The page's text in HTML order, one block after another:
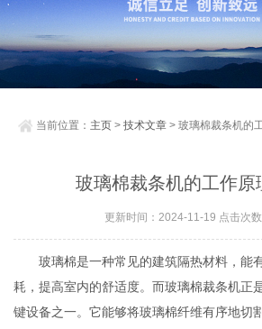
当前位置： 主页 >技术文章 > 玻璃棉裁条机的
玻璃棉裁条机的工作原
更新时间：2024-11-19 点击次
玻璃棉是一种常见的建筑隔热材料，能
耗，提高室内的舒适度。而玻璃棉裁条机正
键设备之一。它能够将玻璃棉纤维有序地切